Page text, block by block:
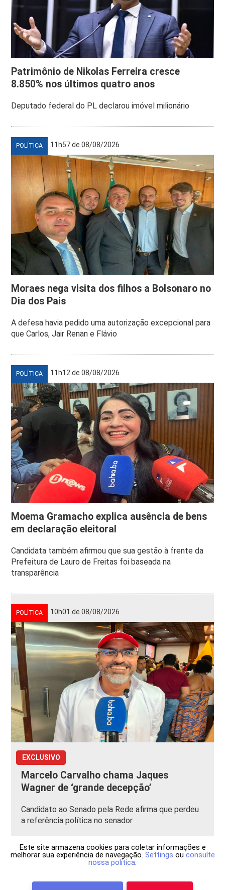
Patrimônio de Nikolas Ferreira cresce
8.850% nos últimos quatro anos
Deputado federal do PL declarou imóvel milionário
POLÍTICA 11h57 de 08/08/2026
Moraes nega visita dos filhos a Bolsonaro no
Dia dos Pais
A defesa havia pedido uma autorização excepcional para
que Carlos, Jair Renan e Flávio
POLÍTICA 11h12 de 08/08/2026
Moema Gramacho explica ausência de bens
em declaração eleitoral
Candidata também afirmou que sua gestão à frente da
Prefeitura de Lauro de Freitas foi baseada na
transparência
POLÍTICA 10h01 de 08/08/2026
EXCLUSIVO
Marcelo Carvalho chama Jaques
Wagner de ‘grande decepção’
Candidato ao Senado pela Rede afirma que perdeu
a referência política no senador
Este site armazena cookies para coletar informações e
melhorar sua experiência de navegação. Settings ou consulte
nossa política.